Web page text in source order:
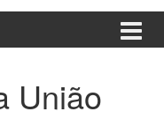
União